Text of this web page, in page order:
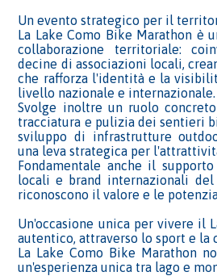
Un evento strategico per il
La Lake Como Bike Marathon è
collaborazione territoriale:
decine di associazioni locali,
che rafforza l'identità e la
livello nazionale e internazionale.
Svolge inoltre un ruolo
tracciatura e pulizia dei sentieri
sviluppo di infrastrutture
una leva strategica per
Fondamentale anche il
locali e brand internazionali
riconoscono il valore e le
Un'occasione unica per vivere il
autentico, attraverso lo sport e la
La Lake Como Bike Marathon
un'esperienza unica tra lago e